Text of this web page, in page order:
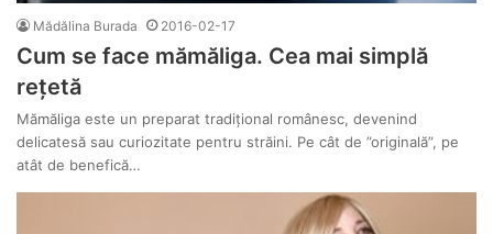
Mădălina Burada 2016-02-17
Cum se face mămăliga. Cea mai simplă
rețetă
Mămăliga este un preparat tradițional românesc, devenind
delicatesă sau curiozitate pentru străini. Pe cât de ”originală”, pe
atât de benefică…